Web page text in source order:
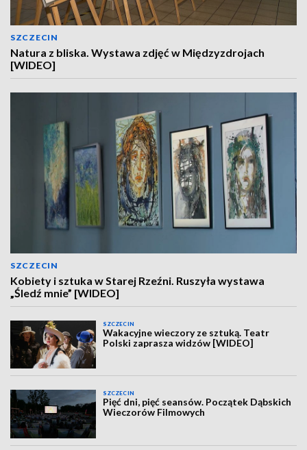
SZCZECIN
Natura z bliska. Wystawa zdjęć w Międzyzdrojach
[WIDEO]
SZCZECIN
Kobiety i sztuka w Starej Rzeźni. Ruszyła wystawa
„Śledź mnie” [WIDEO]
SZCZECIN
Wakacyjne wieczory ze sztuką. Teatr
Polski zaprasza widzów [WIDEO]
SZCZECIN
Pięć dni, pięć seansów. Początek Dąbskich
Wieczorów Filmowych